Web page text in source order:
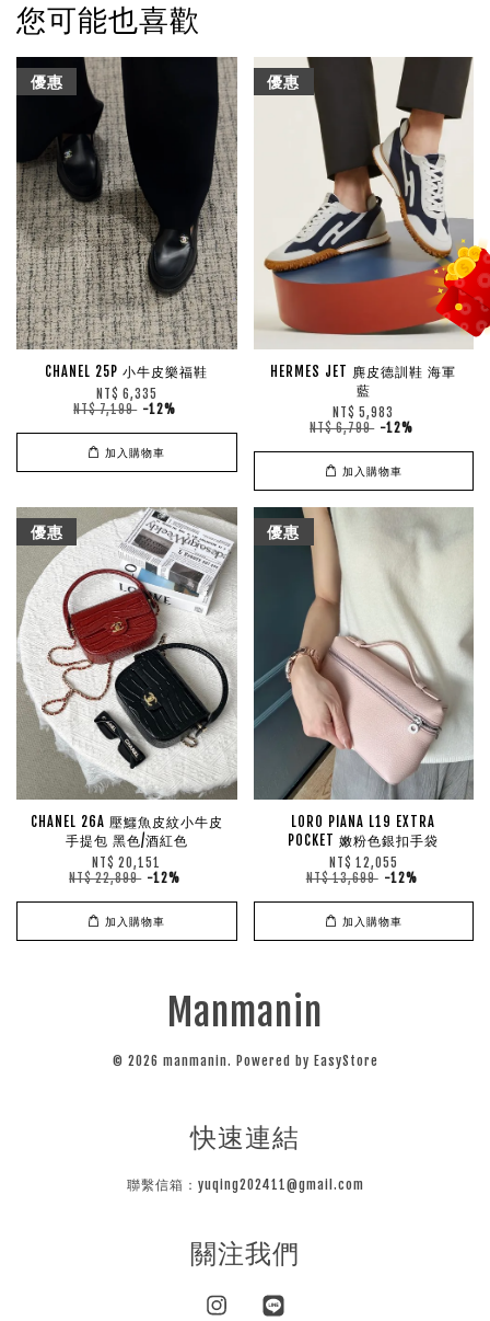
您可能也喜歡
優惠
CHANEL 25P 小牛皮樂福鞋
NT$ 6,335
NT$ 7,199 -12%
加入購物車
優惠
HERMES JET 麂皮德訓鞋 海軍
藍
NT$ 5,983
NT$ 6,799 -12%
加入購物車
優惠
CHANEL 26A 壓鱷魚皮紋小牛皮
手提包 黑色/酒紅色
NT$ 20,151
NT$ 22,899 -12%
加入購物車
優惠
LORO PIANA L19 EXTRA
POCKET 嫩粉色銀扣手袋
NT$ 12,055
NT$ 13,699 -12%
加入購物車
Manmanin
© 2026 manmanin. Powered by EasyStore
快速連結
聯繫信箱：yuqing202411@gmail.com
關注我們
Instagram